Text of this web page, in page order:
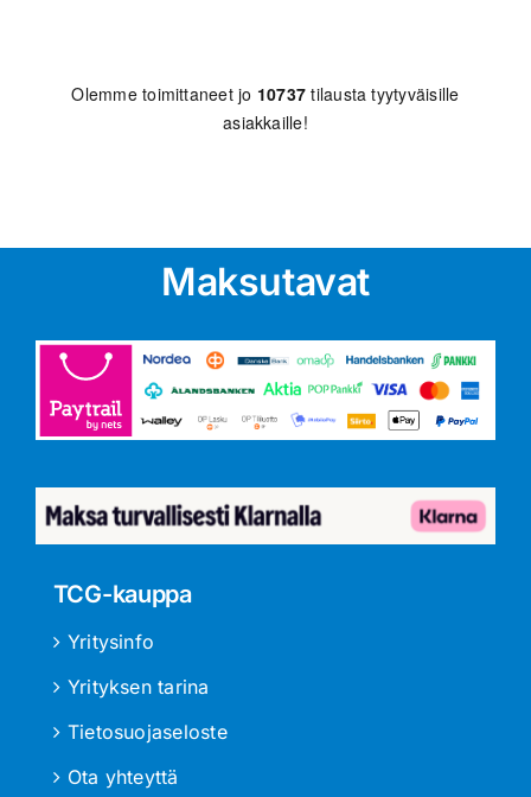
Olemme toimittaneet jo 10737 tilausta tyytyväisille
asiakkaille!
Maksutavat
TCG-kauppa
Yritysinfo
Yrityksen tarina
Tietosuojaseloste
Ota yhteyttä